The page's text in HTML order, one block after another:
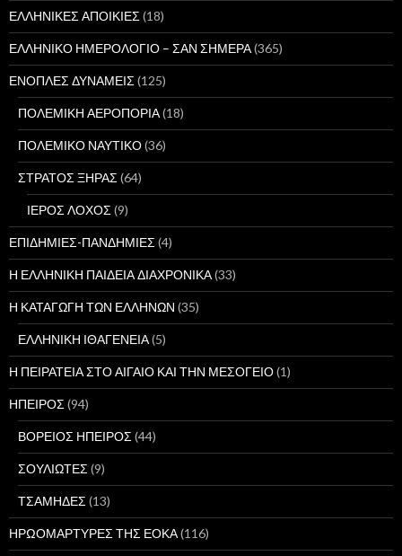
ΕΛΛΗΝΙΚΕΣ ΑΠΟΙΚΙΕΣ (18)
ΕΛΛΗΝΙΚΟ ΗΜΕΡΟΛΟΓΙΟ – ΣΑΝ ΣΗΜΕΡΑ(365)
ΕΝΟΠΛΕΣ ΔΥΝΑΜΕΙΣ (125)
ΠΟΛΕΜΙΚΗ ΑΕΡΟΠΟΡΙΑ(18)
ΠΟΛΕΜΙΚΟ ΝΑΥΤΙΚΟ(36)
ΣΤΡΑΤΟΣ ΞΗΡΑΣ (64)
ΙΕΡΟΣ ΛΟΧΟΣ (9)
ΕΠΙΔΗΜΙΕΣ-ΠΑΝΔΗΜΙΕΣ (4)
Η ΕΛΛΗΝΙΚΗ ΠΑΙΔΕΙΑ ΔΙΑΧΡΟΝΙΚΑ(33)
Η ΚΑΤΑΓΩΓΗ ΤΩΝ ΕΛΛΗΝΩΝ (35)
ΕΛΛΗΝΙΚΗ ΙΘΑΓΕΝΕΙΑ(5)
Η ΠΕΙΡΑΤΕΙΑ ΣΤΟ ΑΙΓΑΙΟ ΚΑΙ ΤΗΝ ΜΕΣΟΓΕΙΟ(1)
ΗΠΕΙΡΟΣ (94)
ΒΟΡΕΙΟΣ ΗΠΕΙΡΟΣ (44)
ΣΟΥΛΙΩΤΕΣ (9)
ΤΣΑΜΗΔΕΣ (13)
ΗΡΩΟΜΑΡΤΥΡΕΣ ΤΗΣ ΕΟΚΑ(116)